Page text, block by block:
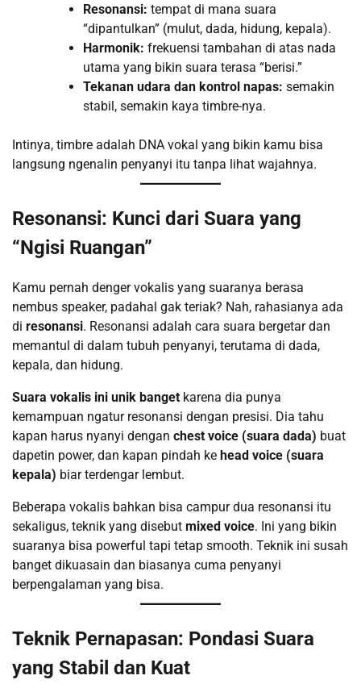
Resonansi: tempat di mana suara
“dipantulkan” (mulut, dada, hidung, kepala).
Harmonik: frekuensi tambahan di atas nada
utama yang bikin suara terasa “berisi.”
Tekanan udara dan kontrol napas: semakin
stabil, semakin kaya timbre-nya.
Intinya, timbre adalah DNA vokal yang bikin kamu bisa
langsung ngenalin penyanyi itu tanpa lihat wajahnya.
Resonansi: Kunci dari Suara yang
“Ngisi Ruangan”
Kamu pernah denger vokalis yang suaranya berasa
nembus speaker, padahal gak teriak? Nah, rahasianya ada
di resonansi. Resonansi adalah cara suara bergetar dan
memantul di dalam tubuh penyanyi, terutama di dada,
kepala, dan hidung.
Suara vokalis ini unik banget karena dia punya
kemampuan ngatur resonansi dengan presisi. Dia tahu
kapan harus nyanyi dengan chest voice (suara dada) buat
dapetin power, dan kapan pindah ke head voice (suara
kepala) biar terdengar lembut.
Beberapa vokalis bahkan bisa campur dua resonansi itu
sekaligus, teknik yang disebut mixed voice. Ini yang bikin
suaranya bisa powerful tapi tetap smooth. Teknik ini susah
banget dikuasain dan biasanya cuma penyanyi
berpengalaman yang bisa.
Teknik Pernapasan: Pondasi Suara
yang Stabil dan Kuat